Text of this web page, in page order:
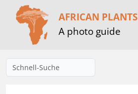
AFRICAN PLANTS
A photo guide